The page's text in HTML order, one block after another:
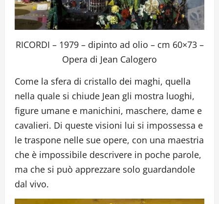
RICORDI – 1979 – dipinto ad olio – cm 60×73 –
Opera di Jean Calogero
Come la sfera di cristallo dei maghi, quella
nella quale si chiude Jean gli mostra luoghi,
figure umane e manichini, maschere, dame e
cavalieri. Di queste visioni lui si impossessa e
le traspone nelle sue opere, con una maestria
che è impossibile descrivere in poche parole,
ma che si può apprezzare solo guardandole
dal vivo.